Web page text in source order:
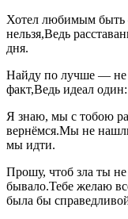
Хотел любимым
нельзя,Ведь
дня.
Найду по лучше — не
факт,Ведь идеал
Я знаю, мы с тобою
вернёмся.Мы не
мы идти.
Прошу, чтоб зла ты
бывало.Тебе желаю
была бы